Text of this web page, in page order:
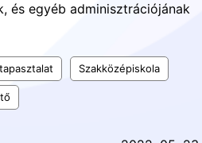
és egyéb adminisztrációjának
Szakközépiskola